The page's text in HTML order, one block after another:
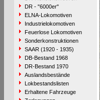
DR - "6000er"
ELNA-Lokomotiven
Industrielokomotiven
Feuerlose Lokomotiven
Sonderkonstruktionen
SAAR (1920 - 1935)
DB-Bestand 1968
DR-Bestand 1970
Auslandsbestände
Lokbestandslisten
Erhaltene Fahrzeuge